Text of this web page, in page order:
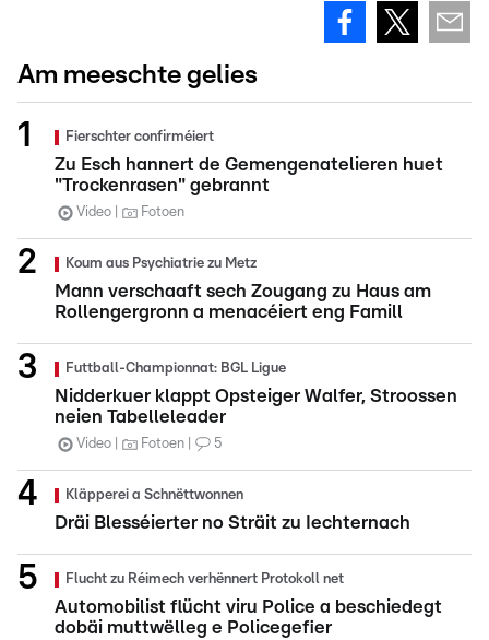
Am meeschte gelies
Fierschter confirméiert
Zu Esch hannert de Gemengenatelieren huet
"Trockenrasen" gebrannt
Video Fotoen
Koum aus Psychiatrie zu Metz
Mann verschaaft sech Zougang zu Haus am
Rollengergronn a menacéiert eng Famill
Futtball-Championnat: BGL Ligue
Nidderkuer klappt Opsteiger Walfer, Stroossen
neien Tabelleleader
Video Fotoen 5
Kläpperei a Schnëttwonnen
Dräi Blesséierter no Sträit zu Iechternach
Flucht zu Réimech verhënnert Protokoll net
Automobilist flücht viru Police a beschiedegt
dobäi muttwëlleg e Policegefier